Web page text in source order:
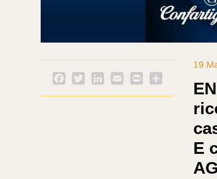
Facebook
Twitter LinkedInEmail PrintFriendly
19
E